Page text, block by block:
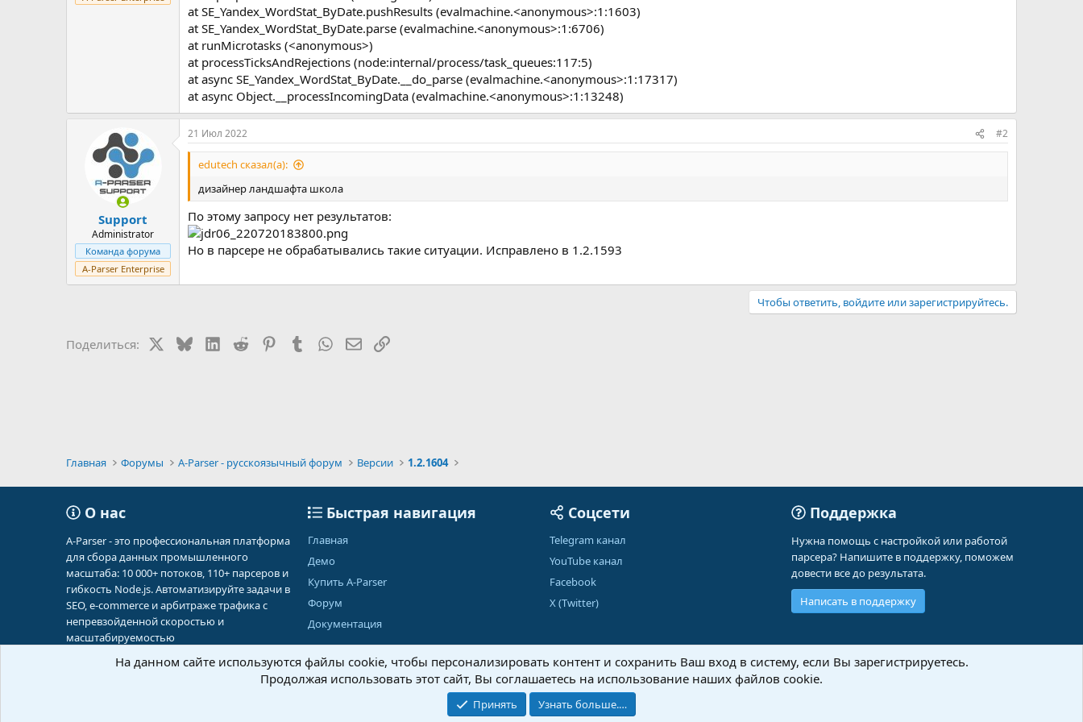
at SE_Yandex_WordStat_ByDate.pushResults (evalmachine.<anonymous>:1:1603)
at SE_Yandex_WordStat_ByDate.parse (evalmachine.<anonymous>:1:6706)
at runMicrotasks (<anonymous>)
at processTicksAndRejections (node:internal/process/task_queues:117:5)
at async SE_Yandex_WordStat_ByDate.__do_parse (evalmachine.<anonymous>:1:17317)
at async Object.__processIncomingData (evalmachine.<anonymous>:1:13248)
Support
Administrator
Команда форума
A-Parser Enterprise
21 Июл 2022 #2
edutech сказал(а):
дизайнер ландшафта школа
По этому запросу нет результатов:
Но в парсере не обрабатывались такие ситуации. Исправлено в 1.2.1593
Чтобы ответить, войдите или зарегистрируйтесь.
Поделиться: BlueskyLinkedIn
Reddit PinterestTumblrWhatsAppЭлектронная почта
Ссылка
Главная Форумы A-Parser - русскоязычный форум Версии 1.2.1604
О нас
A-Parser - это профессиональная платформа
для сбора данных промышленного
масштаба: 10 000+ потоков, 110+ парсеров и
гибкость Node.js. Автоматизируйте задачи в
SEO, e-commerce и арбитраже трафика с
непревзойденной скоростью и
масштабируемостью
Быстрая навигация
Главная
Демо
Купить A-Parser
Форум
Документация
Соцсети
Telegram канал
YouTube канал
Facebook
X (Twitter)
Поддержка
Нужна помощь с настройкой или работой
парсера? Напишите в поддержку, поможем
довести все до результата.
Написать в поддержку
Обратная связь Условия и правила Политика конфиденциальности
Community platform by XenForo® © 2010-2026 XenForo Ltd.
На данном сайте используются файлы cookie, чтобы персонализировать контент и сохранить Ваш вход в систему, если Вы зарегистрируетесь.
Продолжая использовать этот сайт, Вы соглашаетесь на использование наших файлов cookie.
Принять Узнать больше.…